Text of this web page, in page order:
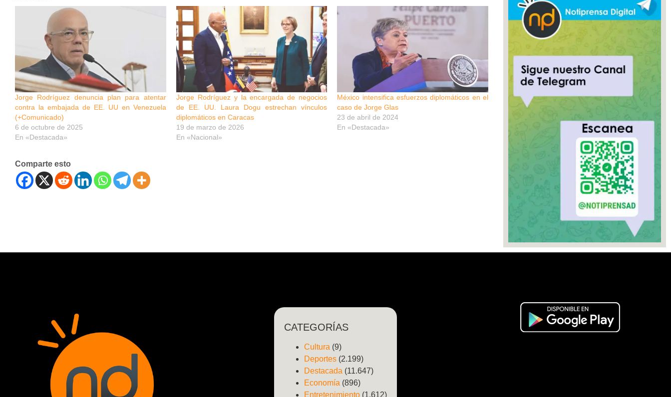
Jorge Rodríguez denuncia plan para atentar
contra la embajada de EE. UU en Venezuela
(+Comunicado)
6 de octubre de 2025
En «Destacada»
Jorge Rodríguez y la encargada de negocios
de EE. UU. Laura Dogu estrechan vínculos
diplomáticos en Caracas
19 de marzo de 2026
En «Nacional»
México intensifica esfuerzos diplomáticos en el
caso de Jorge Glas
23 de abril de 2024
En «Destacada»
Comparte esto
CATEGORÍAS
Cultura(9)
Deportes(2.199)
Destacada(11.647)
Economía(896)
Entretenimiento(1.612)